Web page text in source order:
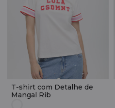
T-shirt com Detalhe de
Mangal Rib